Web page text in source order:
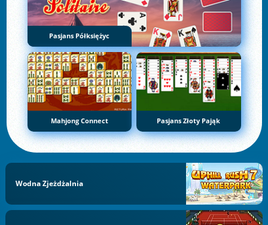
Pasjans Półksiężyc
Mahjong Connect Pasjans Złoty Pająk
Wodna Zjeżdżalnia